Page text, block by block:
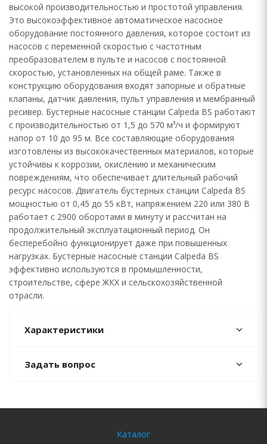
высокой производительностью и простотой управления.
Это высокоэффективное автоматическое насосное
оборудование постоянного давления, которое состоит из
насосов с переменной скоростью с частотным
преобразователем в пульте и насосов с постоянной
скоростью, установленных на общей раме. Также в
конструкцию оборудования входят запорные и обратные
клапаны, датчик давления, пульт управления и мембранный
ресивер. Бустерные насосные станции Calpeda BS работают
с производительностью от 1,5 до 570 м³/ч и формируют
напор от 10 до 95 м. Все составляющие оборудования
изготовлены из высококачественных материалов, которые
устойчивы к коррозии, окислению и механическим
повреждениям, что обеспечивает длительный рабочий
ресурс насосов. Двигатель бустерных станции Calpeda BS
мощностью от 0,45 до 55 кВт, напряжением 220 или 380 В
работает с 2900 оборотами в минуту и рассчитан на
продолжительный эксплуатационный период. Он
бесперебойно функционирует даже при повышенных
нагрузках. Бустерные насосные станции Calpeda BS
эффективно используются в промышленности,
строительстве, сфере ЖКХ и сельскохозяйственной
отрасли.
Характеристики
Задать вопрос
Каталог